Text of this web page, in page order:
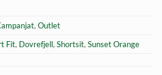
, Outlet
Fit, Dovrefjell, Shortsit, Sunset Orange